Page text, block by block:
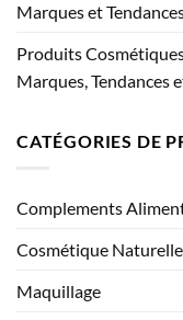
Marques et
Produits
Marques, Tendances
CATÉGORIES DE
Complements
Cosmétique
Maquillage